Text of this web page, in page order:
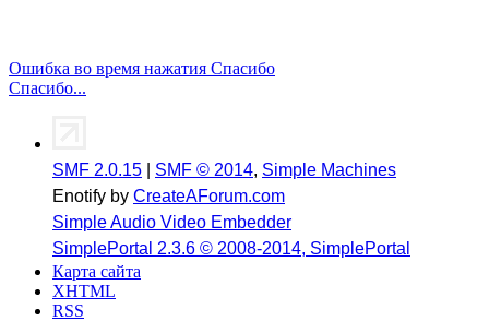
Ошибка во время нажатия Спасибо
Спасибо...
SMF 2.0.15 SMF © 2014, Simple Machines
Enotify by CreateAForum.com
Simple Audio Video Embedder
SimplePortal 2.3.6 © 2008-2014, SimplePortal
Карта сайта
XHTML
RSS